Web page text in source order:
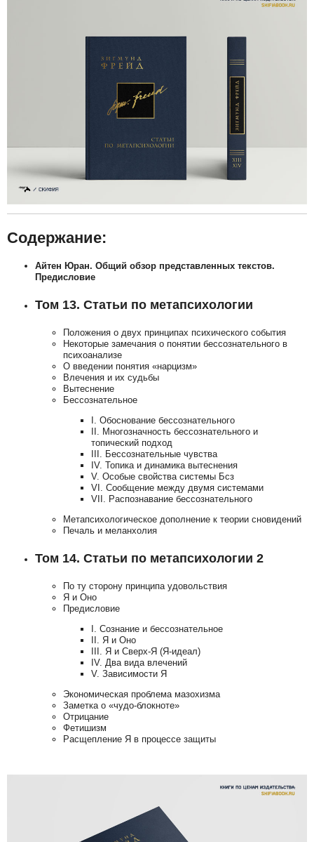
Содержание:
Айтен Юран. Общий обзор представленных текстов.
Предисловие
Том 13. Статьи по метапсихологии
Положения о двух принципах психического события
Некоторые замечания о понятии бессознательного в
психоанализе
О введении понятия «нарцизм»
Влечения и их судьбы
Вытеснение
Бессознательное
Обоснование бессознательного
Многозначность бессознательного и
топический подход
Бессознательные чувства
IV. Топика и динамика вытеснения
V. Особые свойства системы Бсз
VI.
Сообщение между двумя системами
VII.
Распознавание бессознательного
Метапсихологическое дополнение к теории сновидений
Печаль и меланхолия
Том 14. Статьи по метапсихологии 2
По ту сторону принципа удовольствия
Я и Оно
Предисловие
Сознание и бессознательное
Я и Оно
Я и Сверх-Я (Я-идеал)
IV. Два вида влечений
V. Зависимости Я
Экономическая проблема мазохизма
Заметка о «чудо-блокноте»
Отрицание
Фетишизм
Расщепление Я в процессе защиты